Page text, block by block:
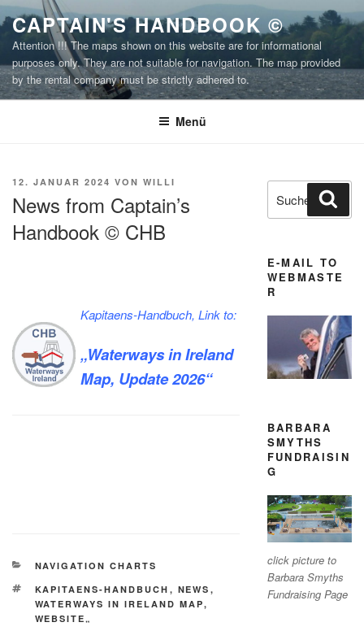
Zum
Inhalt
springen
CAPTAIN'S HANDBOOK ©
Attention !!! The maps shown on this website are for informational
purposes only. They are not suitable for navigation. The map provided
by the rental company must be strictly adhered to.
Menü
VERÖFFENTLICHT
12. JANUAR 2024 VON WILLI
News from Captain’s
Handbook © CHB
Kapitaens-Handbuch, Link to:
„Waterways in Ireland
Map, Update 2026“
KATEGORIEN
NAVIGATION CHARTS
SCHLAGWÖRTER
KAPITAENS-HANDBUCH , NEWS ,
WATERWAYS IN IRELAND MAP,
WEBSITE„
Suchen
nach:
E-MAIL TO
WEBMASTE
R
BARBARA
SMYTHS
FUNDRAISIN
G
click picture to
Barbara Smyths
Fundraising Page